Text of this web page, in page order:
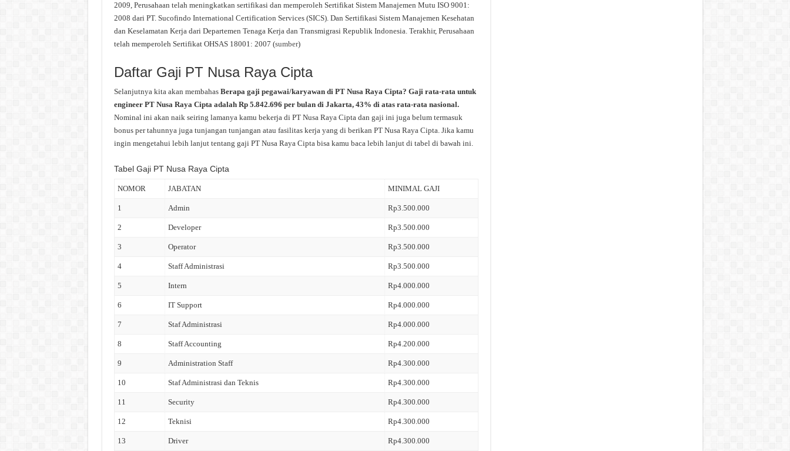
2009, Perusahaan telah meningkatkan sertifikasi dan memperoleh Sertifikat Sistem Manajemen Mutu ISO 9001:
2008 dari PT. Sucofindo International Certification Services (SICS). Dan Sertifikasi Sistem Manajemen Kesehatan
dan Keselamatan Kerja dari Departemen Tenaga Kerja dan Transmigrasi Republik Indonesia. Terakhir, Perusahaan
telah memperoleh Sertifikat OHSAS 18001: 2007 (sumber)
Daftar Gaji PT Nusa Raya Cipta
Selanjutnya kita akan membahas Berapa gaji pegawai/karyawan di PT Nusa Raya Cipta? Gaji rata-rata untuk
engineer PT Nusa Raya Cipta adalah Rp 5.842.696 per bulan di Jakarta, 43% di atas rata-rata nasional.
Nominal ini akan naik seiring lamanya kamu bekerja di PT Nusa Raya Cipta dan gaji ini juga belum termasuk
bonus per tahunnya juga tunjangan tunjangan atau fasilitas kerja yang di berikan PT Nusa Raya Cipta. Jika kamu
ingin mengetahui lebih lanjut tentang gaji PT Nusa Raya Cipta bisa kamu baca lebih lanjut di tabel di bawah ini.
Tabel Gaji PT Nusa Raya Cipta
NOMOR JABATAN MINIMAL GAJI
1 Admin Rp3.500.000
2 Developer Rp3.500.000
3 Operator Rp3.500.000
4 Staff Administrasi Rp3.500.000
5 Intern Rp4.000.000
6 IT Support Rp4.000.000
7 Staf Administrasi Rp4.000.000
8 Staff Accounting Rp4.200.000
9 Administration Staff Rp4.300.000
10 Staf Administrasi dan Teknis Rp4.300.000
11 Security Rp4.300.000
12 Teknisi Rp4.300.000
13 Driver Rp4.300.000